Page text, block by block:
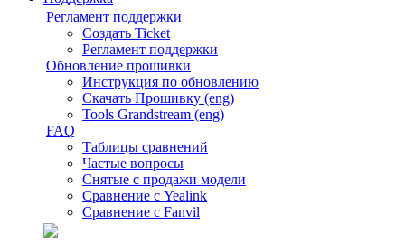
Регламент поддержки
Создать Ticket
Регламент поддержки
Обновление прошивки
Инструкция по обновлению
Скачать Прошивку (eng)
Tools Grandstream (eng)
FAQ
Таблицы сравнений
Частые вопросы
Снятые с продажи модели
Сравнение с Yealink
Сравнение с Fanvil